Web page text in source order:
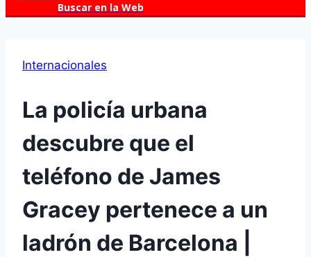
Buscar en la Web
Internacionales
La policía urbana
descubre que el
teléfono de James
Gracey pertenece a un
ladrón de Barcelona |